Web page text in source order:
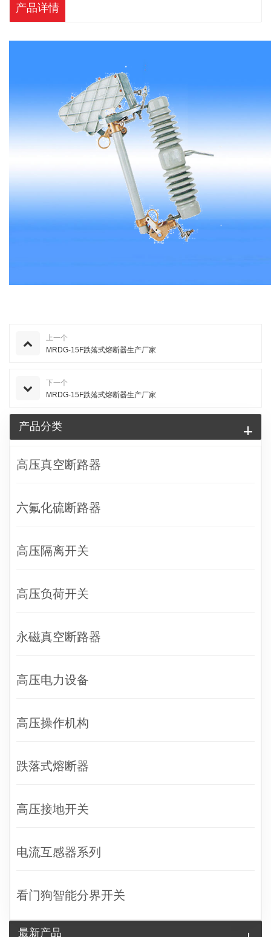
产品详情
上一个
MRDG-15F跌落式熔断器生产厂家
下一个
MRDG-15F跌落式熔断器生产厂家
产品分类
高压真空断路器
六氟化硫断路器
高压隔离开关
高压负荷开关
永磁真空断路器
高压电力设备
高压操作机构
跌落式熔断器
高压接地开关
电流互感器系列
看门狗智能分界开关
最新产品